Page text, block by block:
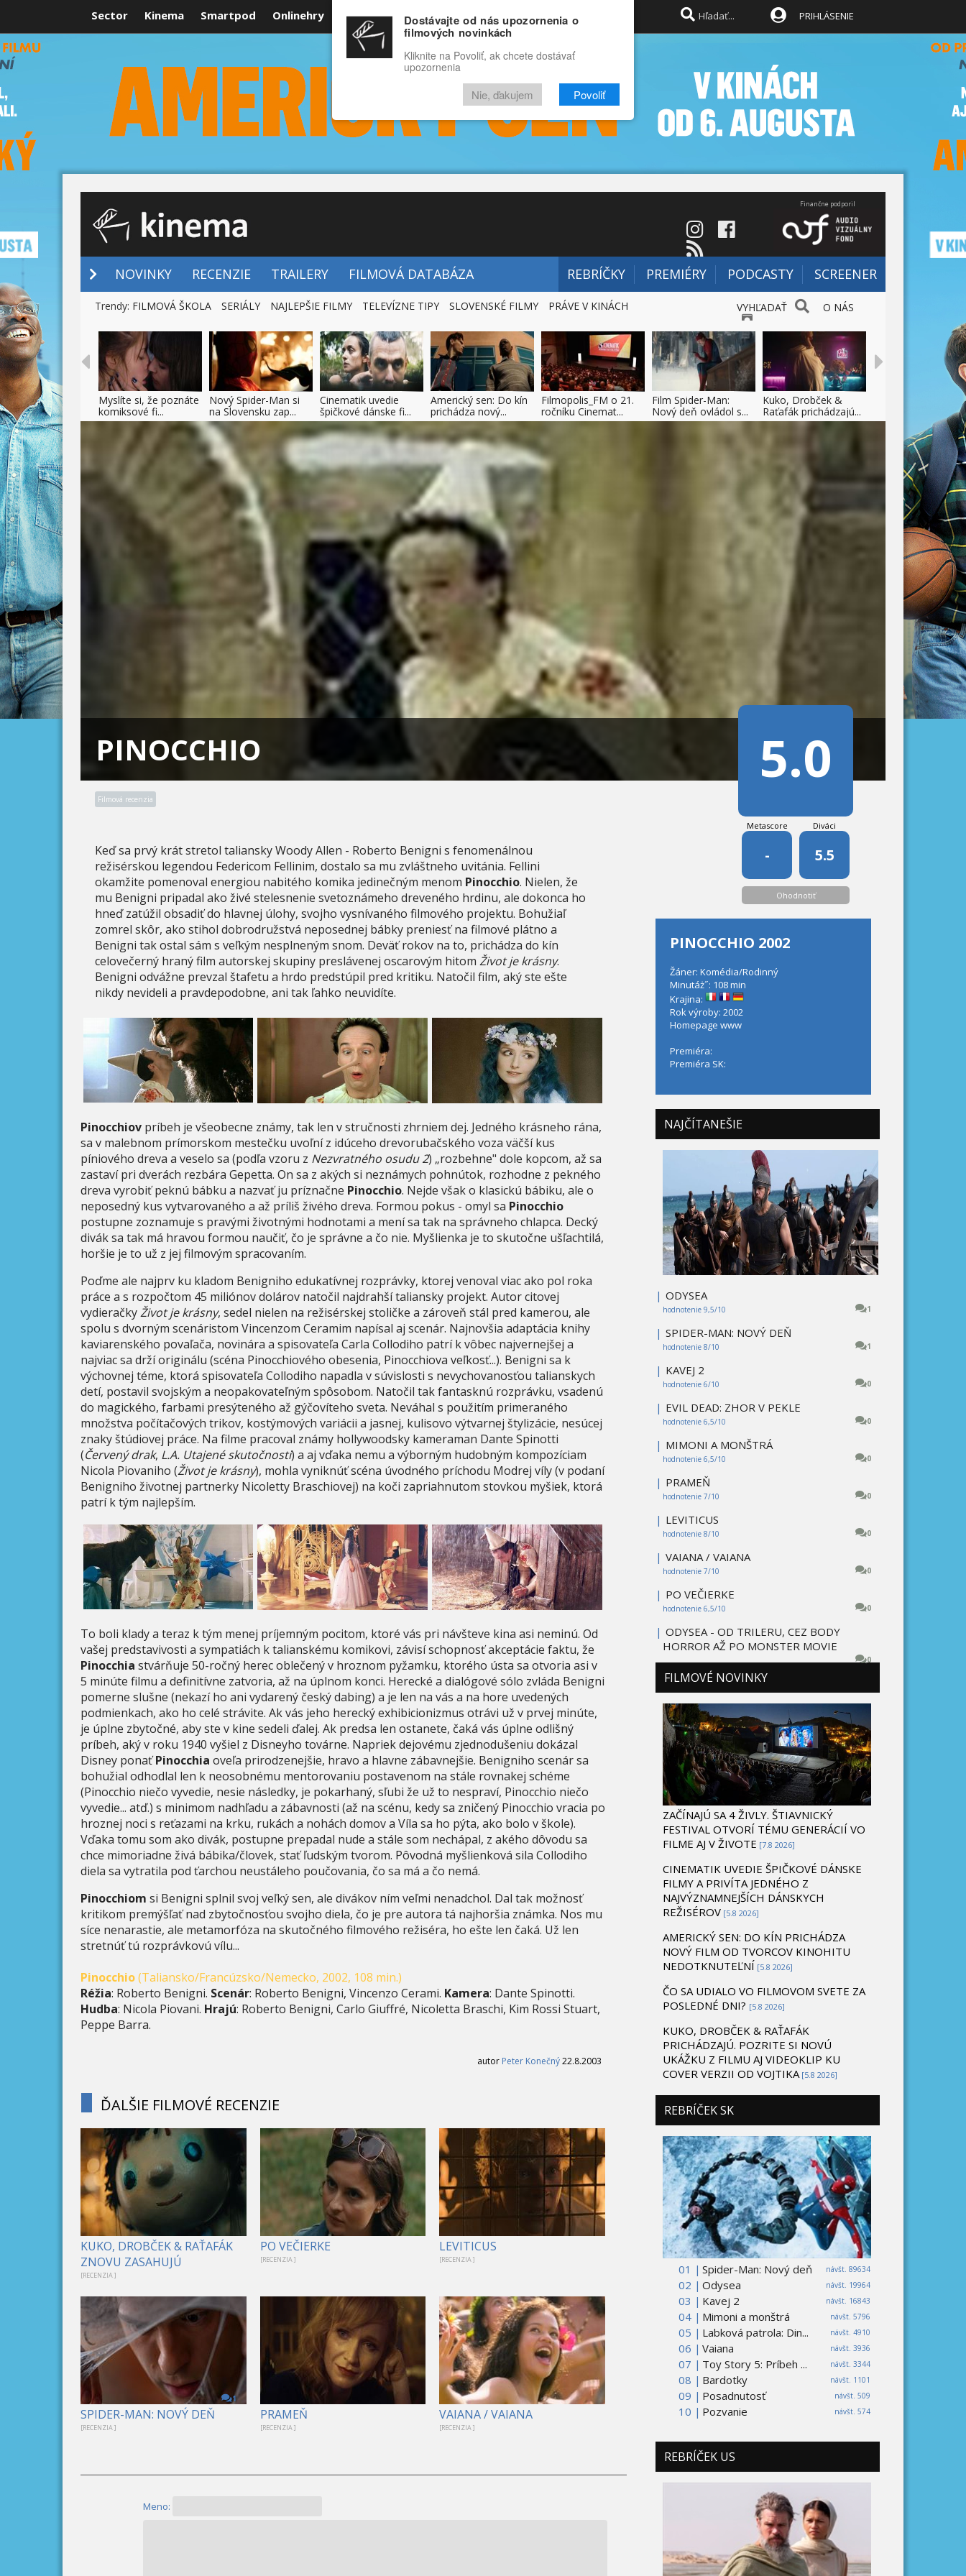
Sector Kinema Smartpod Onlinehry Rozprávky Funny Docu
RECENZIE VIDEÁ FILMY
PRIHLÁSENIE
Finančne podporil
NOVINKY RECENZIE TRAILERY FILMOVÁ DATABÁZA REBRÍČKY PREMIÉRY PODCASTY SCREENER
VYHĽADAŤ O NÁS
Trendy: FILMOVÁ ŠKOLA SERIÁLY NAJLEPŠIE FILMY TELEVÍZNE TIPY SLOVENSKÉ FILMY PRÁVE V KINÁCH
Myslíte si, že poznáte
komiksové fi...
Nový Spider-Man si
na Slovensku zap...
Cinematik uvedie
špičkové dánske fi...
Americký sen: Do kín
prichádza nový...
Filmopolis_FM o 21.
ročníku Cinemat...
Film Spider-Man:
Nový deň ovládol s...
Kuko, Drobček &
Raťafák prichádzajú...
PINOCCHIO 5.0
Filmová recenzia
Keď sa prvý krát stretol taliansky Woody Allen - Roberto Benigni s fenomenálnou
režisérskou legendou Federicom Fellinim, dostalo sa mu zvláštneho uvitánia. Fellini
okamžite pomenoval energiou nabitého komika jedinečným menom Pinocchio. Nielen, že
mu Benigni pripadal ako živé stelesnenie svetoznámeho dreveného hrdinu, ale dokonca ho
hneď zatúžil obsadiť do hlavnej úlohy, svojho vysnívaného filmového projektu. Bohužiaľ
zomrel skôr, ako stihol dobrodružstvá neposednej bábky preniesť na filmové plátno a
Benigni tak ostal sám s veľkým nesplneným snom. Deväť rokov na to, prichádza do kín
celovečerný hraný film autorskej skupiny preslávenej oscarovým hitom Život je krásny.
Benigni odvážne prevzal štafetu a hrdo predstúpil pred kritiku. Natočil film, aký ste ešte
nikdy nevideli a pravdepodobne, ani tak ľahko neuvidíte.
Pinocchiov príbeh je všeobecne známy, tak len v stručnosti zhrniem dej. Jedného krásneho rána,
sa v malebnom prímorskom mestečku uvoľní z idúceho drevorubačského voza väčší kus
píniového dreva a veselo sa (podľa vzoru z Nezvratného osudu 2) „rozbehne" dole kopcom, až sa
zastaví pri dverách rezbára Gepetta. On sa z akých si neznámych pohnútok, rozhodne z pekného
dreva vyrobiť peknú bábku a nazvať ju príznačne Pinocchio. Nejde však o klasickú bábiku, ale o
neposedný kus vytvarovaného a až príliš živého dreva. Formou pokus - omyl sa Pinocchio
postupne zoznamuje s pravými životnými hodnotami a mení sa tak na správneho chlapca. Decký
divák sa tak má hravou formou naučiť, čo je správne a čo nie. Myšlienka je to skutočne ušľachtilá,
horšie je to už z jej filmovým spracovaním.
Poďme ale najprv ku kladom Benigniho edukatívnej rozprávky, ktorej venoval viac ako pol roka
práce a s rozpočtom 45 miliónov dolárov natočil najdrahší taliansky projekt. Autor citovej
vydieračkyŽivot je krásny, sedel nielen na režisérskej stoličke a zároveň stál pred kamerou, ale
spolu s dvorným scenáristom Vincenzom Ceramim napísal aj scenár. Najnovšia adaptácia knihy
kaviarenského povaľača, novinára a spisovateľa Carla Collodiho patrí k vôbec najvernejšej a
najviac sa drží originálu (scéna Pinocchiového obesenia, Pinocchiova veľkosť...). Benigni sa k
výchovnej téme, ktorá spisovateľa Collodiho napadla v súvislosti s nevychovanosťou talianskych
detí, postavil svojským a neopakovateľným spôsobom. Natočil tak fantasknú rozprávku, vsadenú
do magického, farbami presýteného až gýčovíteho sveta. Neváhal s použitím primeraného
množstva počítačových trikov, kostýmových variácii a jasnej, kulisovo výtvarnej štylizácie, nesúcej
znaky štúdiovej práce. Na filme pracoval známy hollywoodsky kameraman Dante Spinotti
(Červený drak, L.A. Utajené skutočnosti) a aj vďaka nemu a výborným hudobným kompozíciam
Nicola Piovaniho (Život je krásny), mohla vyniknúť scéna úvodného príchodu Modrej víly (v podaní
Benigniho životnej partnerky Nicoletty Braschiovej) na koči zapriahnutom stovkou myšiek, ktorá
patrí k tým najlepším.
To boli klady a teraz k tým menej príjemným pocitom, ktoré vás pri návšteve kina asi neminú. Od
vašej predstavivosti a sympatiách k talianskému komikovi, závisí schopnosť akceptácie faktu, že
Pinocchia stvárňuje 50-ročný herec oblečený v hroznom pyžamku, ktorého ústa sa otvoria asi v
5 minúte filmu a definitívne zatvoria, až na úplnom konci. Herecké a dialógové sólo zvláda Benigni
pomerne slušne (nekazí ho ani vydarený český dabing) a je len na vás a na hore uvedených
podmienkach, ako ho celé strávite. Ak vás jeho herecký exhibicionizmus otrávi už v prvej minúte,
je úplne zbytočné, aby ste v kine sedeli ďalej. Ak predsa len ostanete, čaká vás úplne odlišný
príbeh, aký v roku 1940 vyšiel z Disneyho továrne. Napriek dejovému zjednodušeniu dokázal
Disney ponaťPinocchia oveľa prirodzenejšie, hravo a hlavne zábavnejšie. Benigniho scenár sa
bohužial odhodlal len k neosobnému mentorovaniu postavenom na stále rovnakej schéme
(Pinocchio niečo vyvedie, nesie následky, je pokarhaný, sľubi že už to nespraví, Pinocchio niečo
vyvedie... atď.) s minimom nadhľadu a zábavnosti (až na scénu, kedy sa zničený Pinocchio vracia po
hroznej noci s reťazami na krku, rukách a nohách domov a Víla sa ho pýta, ako bolo v škole).
Vďaka tomu som ako divák, postupne prepadal nude a stále som nechápal, z akého dôvodu sa
chce mimoriadne živá bábika/človek, stať ľudským tvorom. Pôvodná myšlienková sila Collodiho
diela sa vytratila pod ťarchou neustáleho poučovania, čo sa má a čo nemá.
Pinocchiom si Benigni splnil svoj veľký sen, ale divákov ním veľmi nenadchol. Dal tak možnosť
kritikom premýšľať nad zbytočnosťou svojho diela, čo je pre autora tá najhoršia známka. Nos mu
síce nenarastie, ale metamorfóza na skutočného filmového režiséra, ho ešte len čaká. Už len
stretnúť tú rozprávkovú vílu...
Pinocchio(Taliansko/Francúzsko/Nemecko, 2002, 108 min.)
Réžia: Roberto Benigni. Scenár: Roberto Benigni, Vincenzo Cerami. Kamera: Dante Spinotti.
Hudba: Nicola Piovani. Hrajú: Roberto Benigni, Carlo Giuffré, Nicoletta Braschi, Kim Rossi Stuart,
Peppe Barra.
autor Peter Konečný22.8.2003
ĎALŠIE FILMOVÉ RECENZIE
KUKO, DROBČEK & RAŤAFÁK
ZNOVU ZASAHUJÚ
[RECENZIA ]
PO VEČIERKE
[RECENZIA ]
LEVITICUS
[RECENZIA ]
1
SPIDER-MAN: NOVÝ DEŇ
[RECENZIA ]
PRAMEŇ
[RECENZIA ]
VAIANA / VAIANA
[RECENZIA ]
Meno:
Metascore
-
Diváci
5.5
Ohodnotiť
PINOCCHIO 2002
Žáner: Komédia/Rodinný
Minutáż˝: 108 min
Krajina:
Rok výroby: 2002
Homepage www
Premiéra:
Premiéra SK:
NAJČÍTANEŠIE
| ODYSEA
1
hodnotenie 9,5/10
| SPIDER-MAN: NOVÝ DEŇ
1
hodnotenie 8/10
| KAVEJ 2
0
hodnotenie 6/10
| EVIL DEAD: ZHOR V PEKLE
0
hodnotenie 6,5/10
| MIMONI A MONŠTRÁ
0
hodnotenie 6,5/10
| PRAMEŇ
0
hodnotenie 7/10
| LEVITICUS
0
hodnotenie 8/10
| VAIANA / VAIANA
0
hodnotenie 7/10
| PO VEČIERKE
0
hodnotenie 6,5/10
| ODYSEA - OD TRILERU, CEZ BODY
HORROR AŽ PO MONSTER MOVIE
0
FILMOVÉ NOVINKY
ZAČÍNAJÚ SA 4 ŽIVLY. ŠTIAVNICKÝ
FESTIVAL OTVORÍ TÉMU GENERÁCIÍ VO
FILME AJ V ŽIVOTE [7.8 2026]
CINEMATIK UVEDIE ŠPIČKOVÉ DÁNSKE
FILMY A PRIVÍTA JEDNÉHO Z
NAJVÝZNAMNEJŠÍCH DÁNSKYCH
REŽISÉROV [5.8 2026]
AMERICKÝ SEN: DO KÍN PRICHÁDZA
NOVÝ FILM OD TVORCOV KINOHITU
NEDOTKNUTEĽNÍ [5.8 2026]
ČO SA UDIALO VO FILMOVOM SVETE ZA
POSLEDNÉ DNI? [5.8 2026]
KUKO, DROBČEK & RAŤAFÁK
PRICHÁDZAJÚ. POZRITE SI NOVÚ
UKÁŽKU Z FILMU AJ VIDEOKLIP KU
COVER VERZII OD VOJTIKA [5.8 2026]
REBRÍČEK SK
01 | návšt. 89634
Spider-Man: Nový deň
02 |
návšt. 19964
Odysea
03 |
návšt. 16843
Kavej 2
04 |
návšt. 5796
Mimoni a monštrá
05 |
návšt. 4910
Labková patrola: Din...
06 |
návšt. 3936
Vaiana
07 |
návšt. 3344
Toy Story 5: Príbeh ...
08 |
návšt. 1101
Bardotky
09 |
návšt. 509
Posadnutosť
10 |
návšt. 574
Pozvanie
REBRÍČEK US
Dostávajte od nás upozornenia o
filmových novinkách
Kliknite na Povoliť, ak chcete dostávať
upozornenia
Nie, ďakujem Povoliť